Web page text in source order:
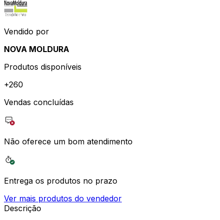
Vendido por
NOVA MOLDURA
Produtos disponíveis
+260
Vendas concluídas
Não oferece um bom atendimento
Entrega os produtos no prazo
Ver mais produtos do vendedor
Descrição